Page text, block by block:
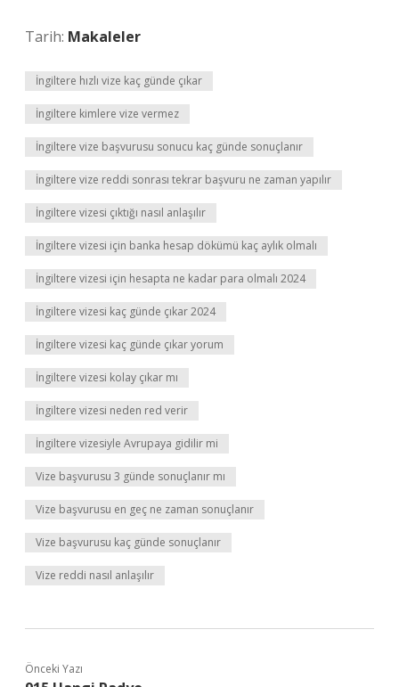
Tarih: Makaleler
İngiltere hızlı vize kaç günde çıkar
İngiltere kimlere vize vermez
İngiltere vize başvurusu sonucu kaç günde sonuçlanır
İngiltere vize reddi sonrası tekrar başvuru ne zaman yapılır
İngiltere vizesi çıktığı nasıl anlaşılır
İngiltere vizesi için banka hesap dökümü kaç aylık olmalı
İngiltere vizesi için hesapta ne kadar para olmalı 2024
İngiltere vizesi kaç günde çıkar 2024
İngiltere vizesi kaç günde çıkar yorum
İngiltere vizesi kolay çıkar mı
İngiltere vizesi neden red verir
İngiltere vizesiyle Avrupaya gidilir mi
Vize başvurusu 3 günde sonuçlanır mı
Vize başvurusu en geç ne zaman sonuçlanır
Vize başvurusu kaç günde sonuçlanır
Vize reddi nasıl anlaşılır
Önceki Yazı